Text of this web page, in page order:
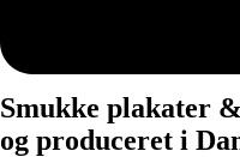
Smukke plakater
og produceret i